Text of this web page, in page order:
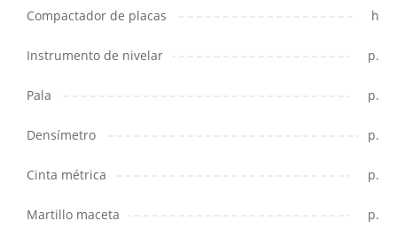
Compactador de placas h
Instrumento de nivelar p.
Pala p.
Densímetro p.
Cinta métrica p.
Martillo maceta p.